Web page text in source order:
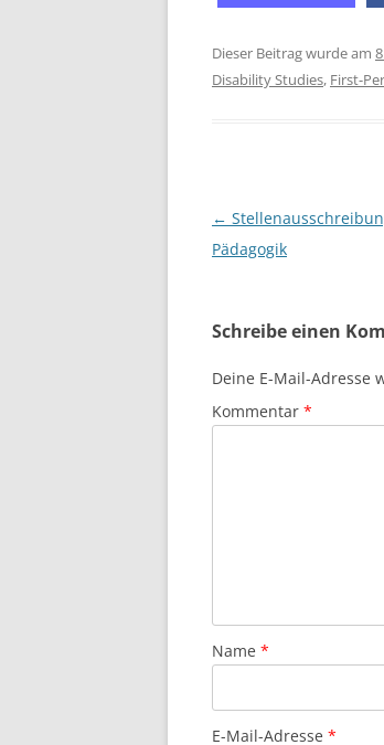
Dieser Beitrag wurde am
Disability Studies, First-
Beitragsnavigation
←
Pädagogik
Schreibe einen
Deine E-Mail-Adresse
Kommentar *
Name *
E-Mail-Adresse *